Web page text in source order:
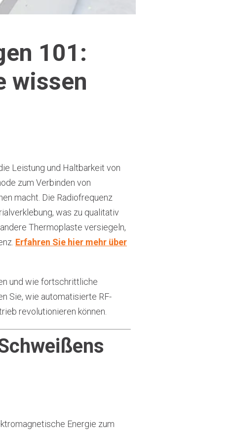
101:
wissen
Leistung und Haltbarkeit von
zum Verbinden von
macht. Die Radiofrequenz
was zu qualitativ
Thermoplaste versiegeln,
Erfahren Sie hier mehr über
und wie fortschrittliche
Sie, wie automatisierte RF-
revolutionieren können.
Energie zum